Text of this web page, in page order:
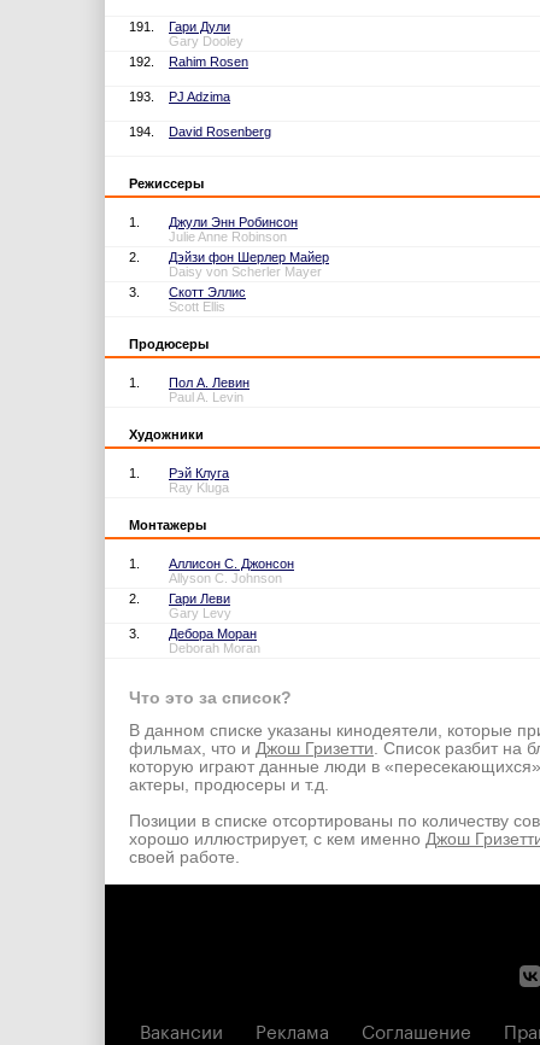
191.
Гари Дули
Gary Dooley
192.
Rahim Rosen
193. PJ Adzima
194. David Rosenberg
Режиссеры
1.
Джули Энн Робинсон
Julie Anne Robinson
2.
Дэйзи фон Шерлер Майер
Daisy von Scherler Mayer
3.
Скотт Эллис
Scott Ellis
Продюсеры
1.
Пол А. Левин
Paul A. Levin
Художники
1.
Рэй Клуга
Ray Kluga
Монтажеры
1.
Аллисон С. Джонсон
Allyson C. Johnson
2.
Гари Леви
Gary Levy
3.
Дебора Моран
Deborah Moran
Что это за список?
В данном списке указаны кинодеятели, которые
фильмах, что и Джош Гризетти. Список разбит на
которую играют данные люди в
актеры, продюсеры и т.д.
Позиции в списке отсортированы по количеству
хорошо иллюстрирует, с кем именно Джош
своей работе.
Вакансии Реклама Соглашение